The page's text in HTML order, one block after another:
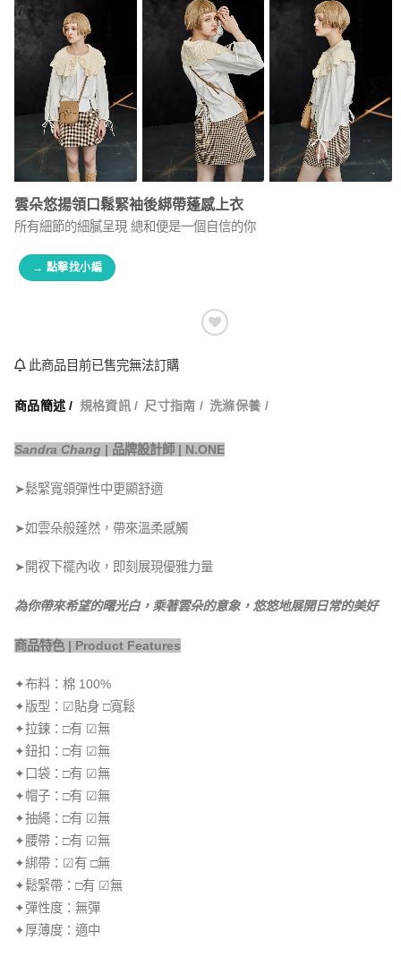
雲朵悠揚領口鬆緊袖後綁帶蓬感上衣
所有細節的細膩呈現 總和便是一個自信的你
→ 點擊找小編
此商品目前已售完無法訂購
商品簡述 / 規格資訊 / 尺寸指南 / 洗滌保養 /
Sandra Chang | 品牌設計師 | N.ONE
➤鬆緊寬領彈性中更顯舒適
➤如雲朵般蓬然，帶來溫柔感觸
➤開衩下襬內收，即刻展現優雅力量
為你帶來希望的曙光白，乘著雲朵的意象，悠悠地展開日常的美好
商品特色 | Product Features
✦布料：棉 100%
✦版型：☑貼身 □寬鬆
✦拉鍊：□有 ☑無
✦鈕扣：□有 ☑無
✦口袋：□有 ☑無
✦帽子：□有 ☑無
✦抽繩：□有 ☑無
✦腰帶：□有 ☑無
✦綁帶：☑有 □無
✦鬆緊帶：□有 ☑無
✦彈性度：無彈
✦厚薄度：適中